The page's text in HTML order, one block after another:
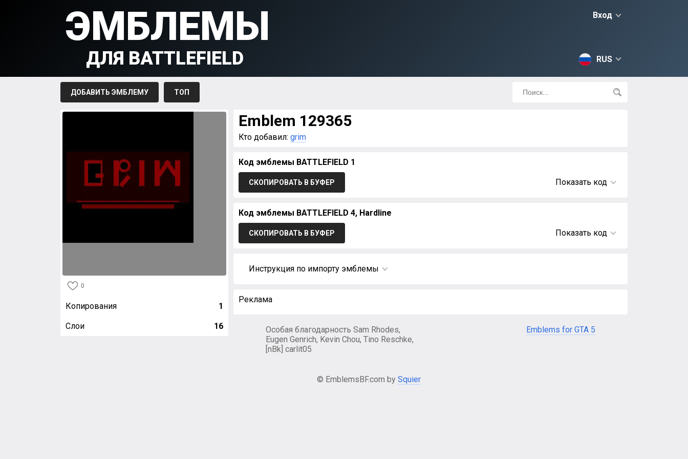
Вход
RUS
ЭМБЛЕМЫ
ДЛЯ BATTLEFIELD
ДОБАВИТЬ ЭМБЛЕМУ ТОП
0
Копирования 1
Слои 16
Emblem 129365
Кто добавил: grim
Код эмблемы BATTLEFIELD 1
СКОПИРОВАТЬ В БУФЕР Показать код
Код эмблемы BATTLEFIELD 4, Hardline
СКОПИРОВАТЬ В БУФЕР Показать код
Инструкция по импорту эмблемы
Реклама
Особая благодарность Sam Rhodes,
Eugen Genrich, Kevin Chou, Tino Reschke,
[nBk] carlit05
Emblems for GTA 5
© EmblemsBF.com by Squier